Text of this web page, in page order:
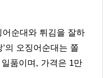
순대와 튀김을 잘하
의 오징어순대는 쫄
품이며, 가격은 1만